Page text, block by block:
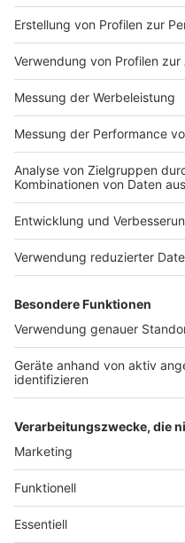
Impressum
Nutzungsbedingungen
Jobs
Presse
Werben
Archiv
ANTENNE BAYERN GROUP
Stiftung ANTENNE BAYERN
hilft
Teilnahmebedingungen
Grounding Page ANTENNE
BAYERN
Datenschutz­erklärung